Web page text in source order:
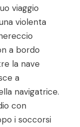
viaggio
violenta
a bordo
la nave
a
navigatrice.
con
i soccorsi